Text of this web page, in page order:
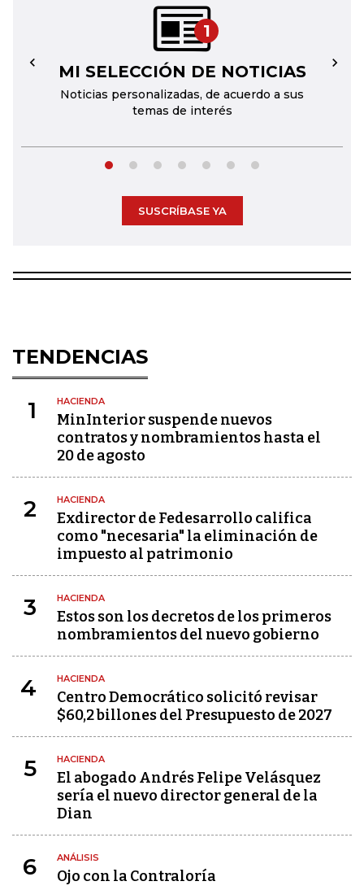
1
MI SELECCIÓN DE NOTICIAS
Noticias personalizadas, de acuerdo a sus
temas de interés
← →
SUSCRÍBASE YA
TENDENCIAS
1 HACIENDA
MinInterior suspende nuevos
contratos y nombramientos hasta el
20 de agosto
2 HACIENDA
Exdirector de Fedesarrollo califica
como "necesaria" la eliminación de
impuesto al patrimonio
3 HACIENDA
Estos son los decretos de los primeros
nombramientos del nuevo gobierno
4 HACIENDA
Centro Democrático solicitó revisar
$60,2 billones del Presupuesto de 2027
5 HACIENDA
El abogado Andrés Felipe Velásquez
sería el nuevo director general de la
Dian
6 ANÁLISIS
Ojo con la Contraloría